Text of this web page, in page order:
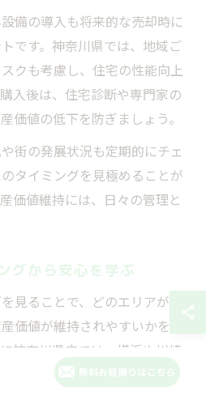
備の導入も将来的な売却時に
です。神奈川県では、地域ご
クも考慮し、住宅の性能向上
入後は、住宅診断や専門家の
価値の低下を防ぎましょう。
街の発展状況も定期的にチェ
タイミングを見極めることが
価値維持には、日々の管理と
グから安心を学ぶ
見ることで、どのエリアが安
価値が維持されやすいかを客
神奈川県内では、横浜や川崎
境の良いエリアがランキング
無料お見積りはこちら